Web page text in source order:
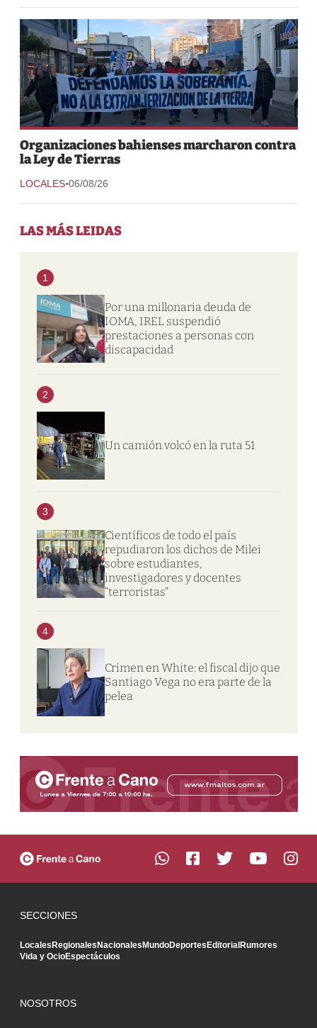
Organizaciones bahienses marcharon contra
la Ley de Tierras
LOCALES-06/08/26
LAS MÁS LEIDAS
1
Por una millonaria deuda de
IOMA, IREL suspendió
prestaciones a personas con
discapacidad
2
Un camión volcó en la ruta 51
3
Científicos de todo el país
repudiaron los dichos de Milei
sobre estudiantes,
investigadores y docentes
“terroristas”
4
Crimen en White: el fiscal dijo que
Santiago Vega no era parte de la
pelea
SECCIONES
LocalesRegionalesNacionalesMundoDeportesEditorialRumores
Vida y OcioEspectáculos
NOSOTROS